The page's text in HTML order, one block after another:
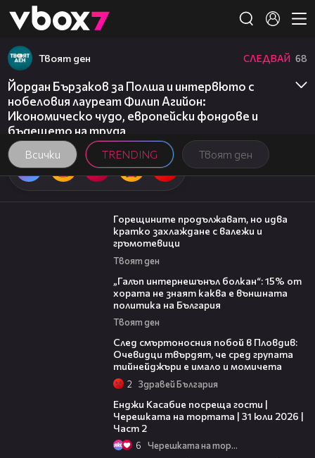
👾
Всички TRENDING Твоят ден
Твоят ден СЛЕДВАЙ 68
Йордан Бързаков за Полша и интервюто с
нобеловия лауреат Филип Агийон:
Икономическо чудо, европейски фондове и
бъдещето на труда
02:31
Горещините продължават, но идва
кратко захлаждане с валежи и
гръмотевици
Твоят ден
„Галъп интернешънъл болкан“: 15% от
хората не знаят каква е външната
политика на България
Твоят ден
След смъртоносния побой в Пловдив:
Очевидци твърдят, че сред групата
тийнейджъри е имало и момичета
2 Здравей България
Енджи Касабие посреща гости |
Черешката на тортата | 31 юли 2026 |
Част 2
6 Черешката на тортата